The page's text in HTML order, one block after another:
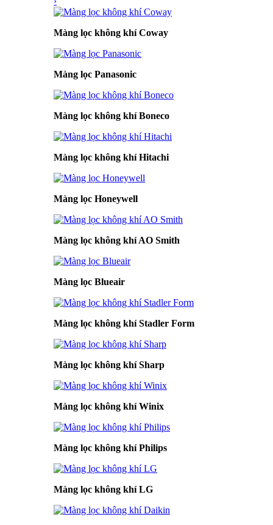
Màng lọc không khí Coway
Màng lọc Panasonic
Màng lọc không khí Boneco
Màng lọc không khí Hitachi
Màng lọc Honeywell
Màng lọc không khí AO Smith
Màng lọc Blueair
Màng lọc không khí Stadler Form
Màng lọc không khí Sharp
Màng lọc không khí Winix
Màng lọc không khí Philips
Màng lọc không khí LG